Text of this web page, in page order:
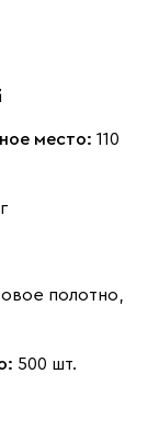
место: 110
полотно,
500 шт.